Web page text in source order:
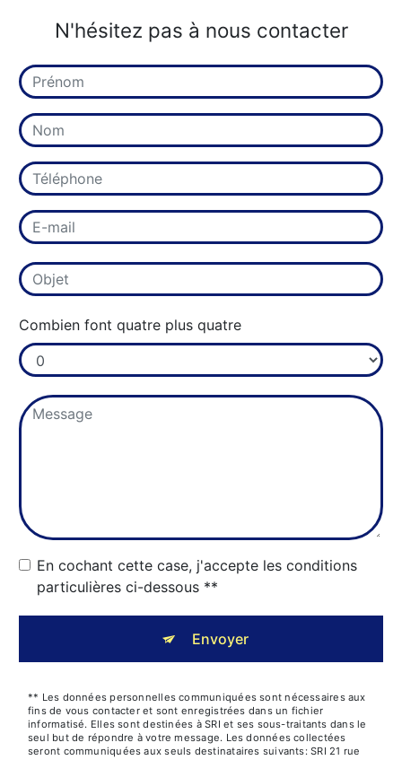
N'hésitez pas à nous contacter
Combien font quatre plus quatre
En cochant cette case, j'accepte les conditions
particulières ci-dessous **
Envoyer
** Les données personnelles communiquées sont nécessaires aux
fins de vous contacter et sont enregistrées dans un fichier
informatisé. Elles sont destinées à SRI et ses sous-traitants dans le
seul but de répondre à votre message. Les données collectées
seront communiquées aux seuls destinataires suivants: SRI 21 rue